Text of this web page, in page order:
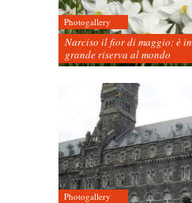
Photogallery
Narciso il fior di maggio: è
grande riserva al mondo
Photogallery